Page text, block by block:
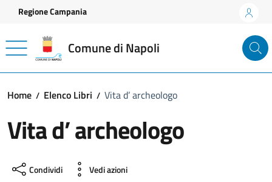
Vai ai contenuti
Vai al footer
Regione Campania
Comune di Napoli
Home Elenco Libri Vita d’ archeologo
Vita d’ archeologo
Condividi Vedi azioni